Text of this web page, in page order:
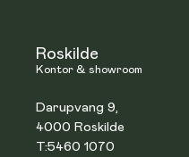
Roskilde
Kontor & showroom
Darupvang 9,
4000 Roskilde
T:5460 1070